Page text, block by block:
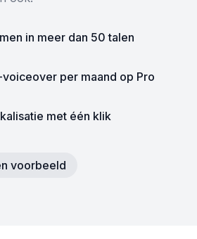
in meer dan 50 talen
per maand op Pro
met één klik
voorbeeld